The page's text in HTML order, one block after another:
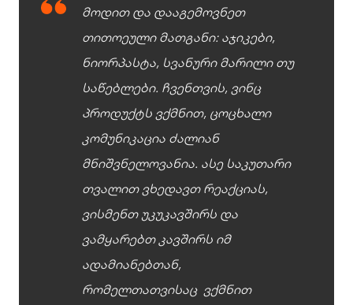
მოდით და დააგემოვნეთ
თითოეული მათგანი: აჯიკები,
ნიორპასტა, სვანური მარილი თუ
საწებლები. ჩვენთვის, ვინც
პროდუქტს ვქმნით, ცოცხალი
კომუნიკაცია ძალიან
მნიშვნელოვანია. ასე საკუთარი
თვალით ვხედავთ რეაქციას,
ვისმენთ უკუკავშირს და
ვამყარებთ კავშირს იმ
ადამიანებთან,
რომელთათვისაც ვქმნით